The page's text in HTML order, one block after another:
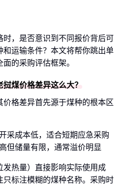
时，是否意识到不同报价背后可
和运输条件？本文将帮你跳出单
的采购评估框架。
煤价格差异这么大？
格差异首先源于煤种的根本区
采成本低，适合短期应急采购
但储量有限，通常溢价明显
发热量）直接影响实际使用成
只标注模糊的煤种名称。采购时